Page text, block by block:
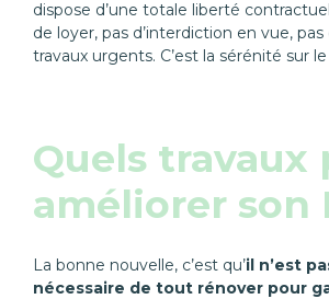
dispose d’une totale liberté
de loyer, pas d’interdiction en vue,
travaux urgents. C’est la sérénité sur
Quels travaux
améliorer son
La bonne nouvelle, c’est qu’il n’est
nécessaire de tout rénover pour